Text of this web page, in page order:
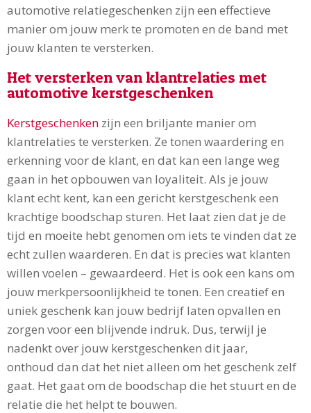
automotive relatiegeschenken zijn een effectieve
manier om jouw merk te promoten en de band met
jouw klanten te versterken.
Het versterken van klantrelaties met
automotive kerstgeschenken
Kerstgeschenken zijn een briljante manier om
klantrelaties te versterken. Ze tonen waardering en
erkenning voor de klant, en dat kan een lange weg
gaan in het opbouwen van loyaliteit. Als je jouw
klant echt kent, kan een gericht kerstgeschenk een
krachtige boodschap sturen. Het laat zien dat je de
tijd en moeite hebt genomen om iets te vinden dat ze
echt zullen waarderen. En dat is precies wat klanten
willen voelen – gewaardeerd. Het is ook een kans om
jouw merkpersoonlijkheid te tonen. Een creatief en
uniek geschenk kan jouw bedrijf laten opvallen en
zorgen voor een blijvende indruk. Dus, terwijl je
nadenkt over jouw kerstgeschenken dit jaar,
onthoud dan dat het niet alleen om het geschenk zelf
gaat. Het gaat om de boodschap die het stuurt en de
relatie die het helpt te bouwen.